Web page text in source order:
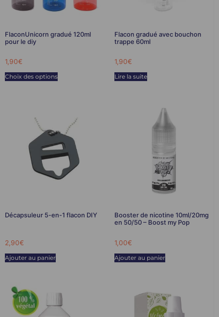
FlaconUnicorn gradué 120ml
pour le diy
1,90€
Choix des options
Flacon gradué avec bouchon
trappe 60ml
1,90€
Lire la suite
Décapsuleur 5-en-1 flacon DIY
2,90€
Ajouter au panier
Booster de nicotine 10ml/20mg
en 50/50 – Boost my Pop
1,00€
Ajouter au panier